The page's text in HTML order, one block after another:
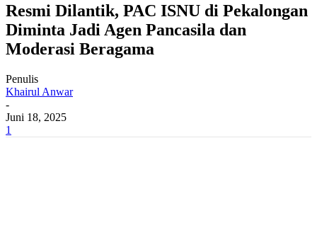
Resmi Dilantik, PAC ISNU di Pekalongan
Diminta Jadi Agen Pancasila dan
Moderasi Beragama
Penulis
Khairul Anwar
-
Juni 18, 2025
1